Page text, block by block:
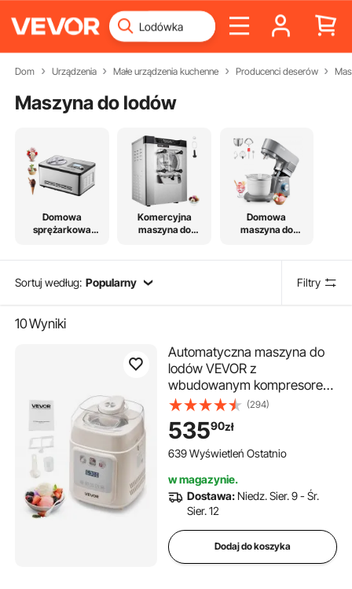
Dom Urządzenia Małe urządzenia kuchenne Producenci deserów
Maszyna do lodów
Domowa
sprężarkowa
Komercyjna
maszyna do
Domowa
maszyna do
Sortuj według: Popularny Filtry
10Wyniki
Automatyczna maszyna do
lodów VEVOR z
wbudowanym kompresorem
1 l bez wstępnego mrożenia,
maszyna do lodów i lodów z
4 trybami, elektryczna
maszyna do lodów, maszyna
sorbetu, biała
(294)
53590zł
639 Wyświetleń Ostatnio
w magazynie.
Dostawa: Niedz. Sier. 9 - Śr.
Sier. 12
Dodaj do koszyka